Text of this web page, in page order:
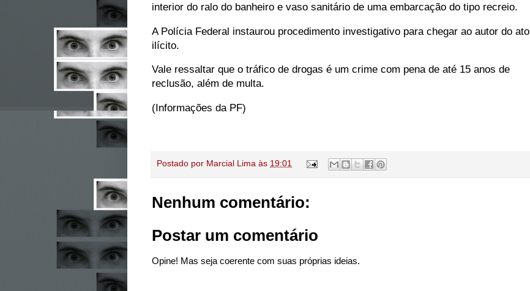
interior do ralo do banheiro e vaso sanitário de uma embarcação do tipo recreio.
A Polícia Federal instaurou procedimento investigativo para chegar ao autor do ato
ilícito.
Vale ressaltar que o tráfico de drogas é um crime com pena de até 15 anos de
reclusão, além de multa.
(Informações da PF)
Postado por Marcial Lima às 19:01
Nenhum comentário:
Postar um comentário
Opine! Mas seja coerente com suas próprias ideias.